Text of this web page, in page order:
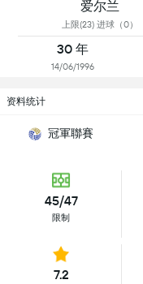
爱尔兰
上限(23) 进球（0）
30 年
14/06/1996
资料统计
冠軍聯賽
45/47
限制
7.2